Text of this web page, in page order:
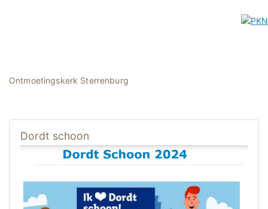
Ontmoetingskerk Sterrenburg
Dordt schoon